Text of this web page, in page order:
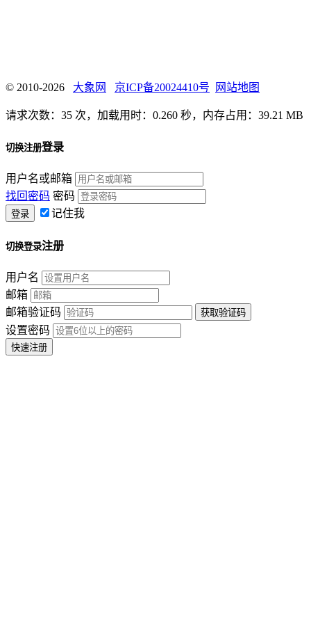
© 2010-2026 大象网 京ICP备20024410号 网站地图
请求次数：35 次，加载用时：0.260 秒，内存占用：39.21 MB
切换注册登录
用户名或邮箱
找回密码 密码
记住我
切换登录注册
用户名
邮箱
邮箱验证码
设置密码